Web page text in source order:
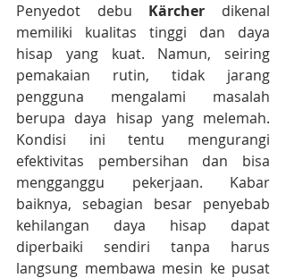
Penyedot debu Kärcher dikenal
memiliki kualitas tinggi dan daya
hisap yang kuat. Namun, seiring
pemakaian rutin, tidak jarang
pengguna mengalami masalah
berupa daya hisap yang melemah.
Kondisi ini tentu mengurangi
efektivitas pembersihan dan bisa
mengganggu pekerjaan. Kabar
baiknya, sebagian besar penyebab
kehilangan daya hisap dapat
diperbaiki sendiri tanpa harus
langsung membawa mesin ke pusat